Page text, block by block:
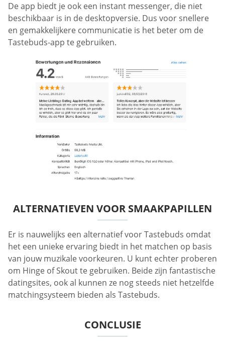
De app biedt je ook een instant messenger, die niet
beschikbaar is in de desktopversie. Dus voor snellere
en gemakkelijkere communicatie is het beter om de
Tastebuds-app te gebruiken.
ALTERNATIEVEN VOOR SMAAKPAPILLEN
Er is nauwelijks een alternatief voor Tastebuds omdat
het een unieke ervaring biedt in het matchen op basis
van jouw muzikale voorkeuren. U kunt echter proberen
om Hinge of Skout te gebruiken. Beide zijn fantastische
datingsites, ook al kunnen ze nog steeds niet hetzelfde
matchingsysteem bieden als Tastebuds.
CONCLUSIE